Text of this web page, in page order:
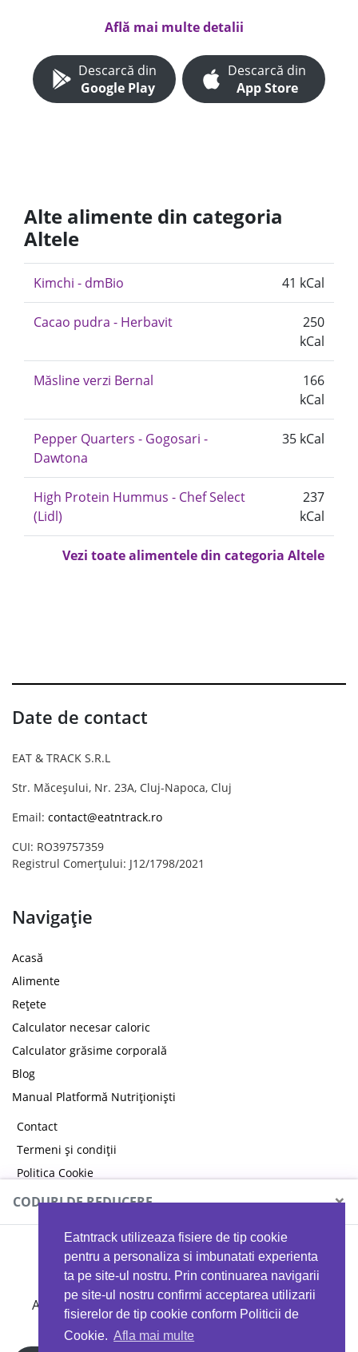
Eatntrack utilizeaza fisiere de tip cookie
pentru a personaliza si imbunatati experienta
ta pe site-ul nostru. Prin continuarea navigarii
pe site-ul nostru confirmi acceptarea utilizarii
fisierelor de tip cookie conform Politicii de
Cookie. Afla mai multe
Află mai multe detalii
Descarcă din
Google Play
Descarcă din
App Store
Alte alimente din categoria
Altele
Kimchi - dmBio 41 kCal
Cacao pudra - Herbavit
250
kCal
Măsline verzi Bernal
166
kCal
Pepper Quarters - Gogosari -
Dawtona
35 kCal
High Protein Hummus - Chef Select
(Lidl)
237
kCal
Vezi toate alimentele din categoria Altele
Date de contact
EAT & TRACK S.R.L
Str. Măceșului, Nr. 23A, Cluj-Napoca, Cluj
Email: contact@eatntrack.ro
CUI: RO39757359
Registrul Comerțului: J12/1798/2021
Navigație
Acasă
Alimente
Rețete
Calculator necesar caloric
Calculator grăsime corporală
Blog
Manual Platformă Nutriționiști
Contact
Termeni și condiții
Politica Cookie
Politica de confidențialitate
CODURI DE REDUCERE ×
MYPROTEIN
Ai 40%reducere la orice comandă folosind codul
EATTRACK